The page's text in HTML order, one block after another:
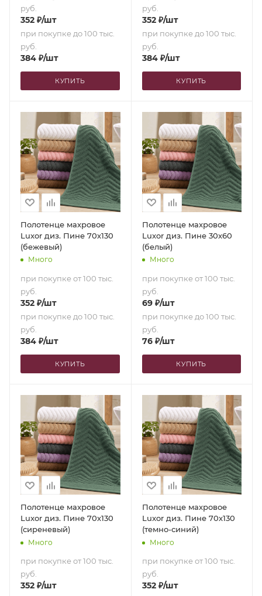
руб.
352 ₽/шт
при покупке до 100 тыс.
руб.
384 ₽/шт
КУПИТЬ
руб.
352₽/шт
при покупке до 100 тыс.
руб.
384₽/шт
КУПИТЬ
Полотенце махровое
Luxor диз. Пине 70х130
(бежевый)
Много
при покупке от 100 тыс.
руб.
352 ₽/шт
при покупке до 100 тыс.
руб.
384 ₽/шт
КУПИТЬ
Полотенце махровое
Luxor диз. Пине 30х60
(белый)
Много
при покупке от 100 тыс.
руб.
69₽/шт
при покупке до 100 тыс.
руб.
76₽/шт
КУПИТЬ
Полотенце махровое
Luxor диз. Пине 70х130
(сиреневый)
Много
при покупке от 100 тыс.
руб.
352 ₽/шт
Полотенце махровое
Luxor диз. Пине 70х130
(темно-синий)
Много
при покупке от 100 тыс.
руб.
352₽/шт